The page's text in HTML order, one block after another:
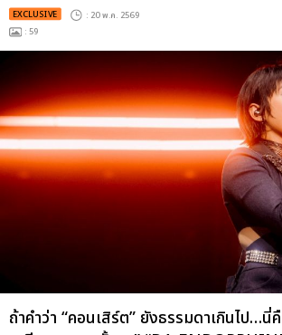
EXCLUSIVE : 20 พ.ค. 2569
: 59
ถ้าคำว่า “คอนเสิร์ต” ยังธรรมดาเกินไป…นี่